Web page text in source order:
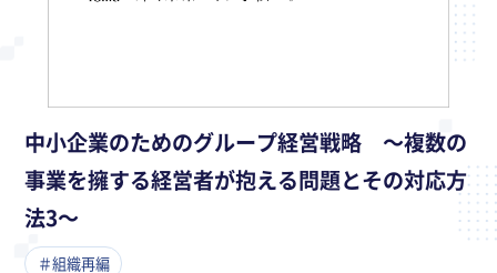
中小企業のためのグループ経営戦略 ～複数の
事業を擁する経営者が抱える問題とその対応方
法3～
＃組織再編